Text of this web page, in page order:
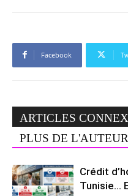
Facebook
ARTICLES
PLUS DE L'AUTEUR
Crédit
Tunisie…